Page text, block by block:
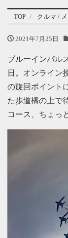
TOP クルマ /
2021年7月25日
ブルーインパル
日。オンライン
の旋回ポイント
た歩道橋の上で
コース、ちょっ